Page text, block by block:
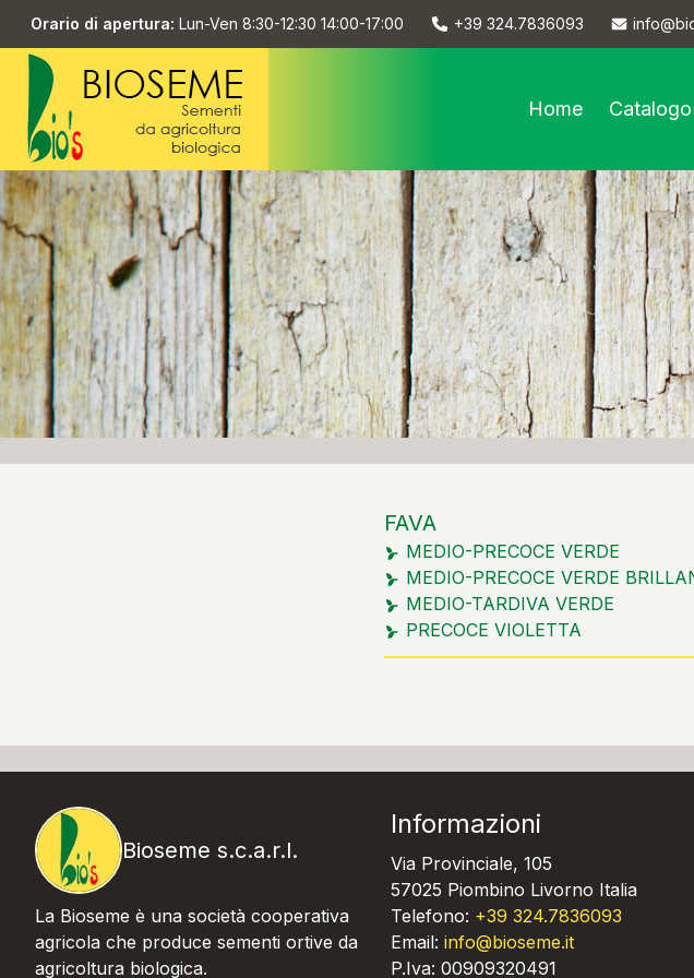
Orario di apertura: Lun-Ven 8:30-12:30 14:00-17:00 +39 324.7836093
Home Catalogo
FAVA
MEDIO-PRECOCE VERDE
MEDIO-PRECOCE VERDE
MEDIO-TARDIVA VERDE
PRECOCE VIOLETTA
Bioseme s.c.a.r.l.
La Bioseme è una società cooperativa
agricola che produce sementi ortive da
agricoltura biologica.
Informazioni
Via Provinciale, 105
57025 Piombino Livorno Italia
Telefono: +39 324.7836093
Email: info@bioseme.it
P.Iva: 00909320491